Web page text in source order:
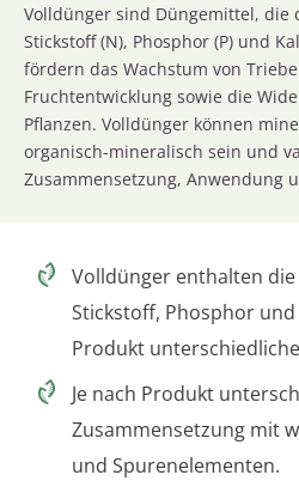
Volldünger sind Düngemittel, die
Stickstoff (N), Phosphor (P) und
fördern das Wachstum von
Fruchtentwicklung sowie die
Pflanzen. Volldünger können
organisch-mineralisch sein und
Zusammensetzung, Anwendung
Volldünger enthalten
Stickstoff, Phosphor
Produkt
Je nach Produkt
Zusammensetzung mit
und Spurenelementen.